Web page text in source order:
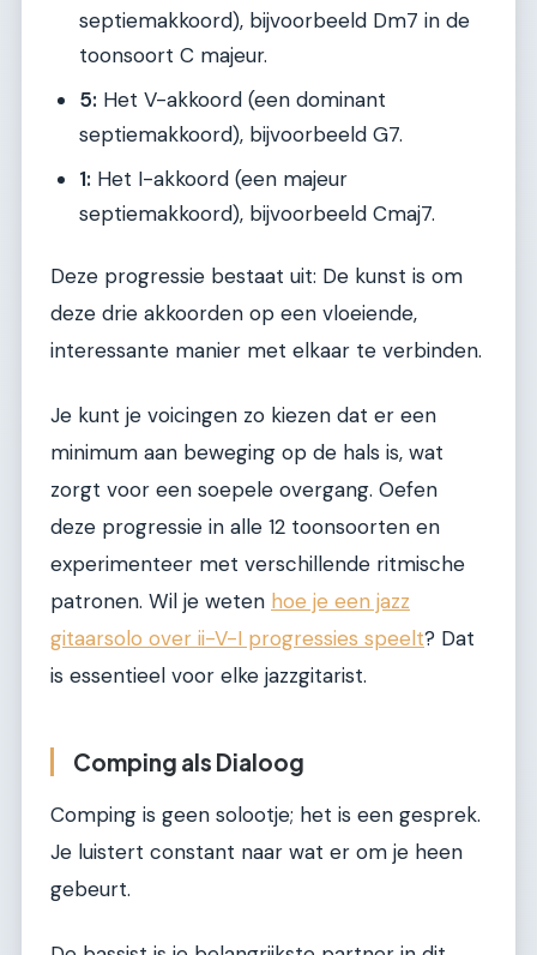
septiemakkoord), bijvoorbeeld Dm7 in de
toonsoort C majeur.
5: Het V-akkoord (een dominant
septiemakkoord), bijvoorbeeld G7.
1: Het I-akkoord (een majeur
septiemakkoord), bijvoorbeeld Cmaj7.
Deze progressie bestaat uit: De kunst is om
deze drie akkoorden op een vloeiende,
interessante manier met elkaar te verbinden.
Je kunt je voicingen zo kiezen dat er een
minimum aan beweging op de hals is, wat
zorgt voor een soepele overgang. Oefen
deze progressie in alle 12 toonsoorten en
experimenteer met verschillende ritmische
patronen. Wil je weten hoe je een jazz
gitaarsolo over ii-V-I progressies speelt? Dat
is essentieel voor elke jazzgitarist.
Comping als Dialoog
Comping is geen solootje; het is een gesprek.
Je luistert constant naar wat er om je heen
gebeurt.